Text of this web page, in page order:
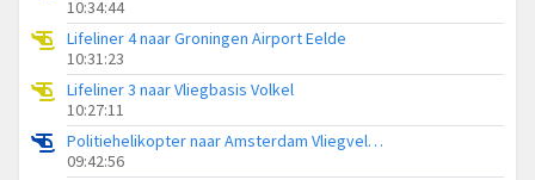
10:34:44
Lifeliner 4 naar Groningen Airport Eelde
10:31:23
Lifeliner 3 naar Vliegbasis Volkel
10:27:11
Politiehelikopter naar Amsterdam Vliegveld Schiphol
09:42:56